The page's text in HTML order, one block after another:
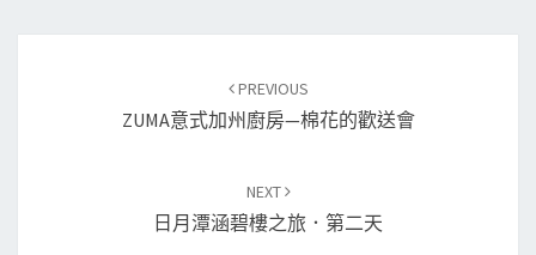
PREVIOUS
ZUMA意式加州廚房—棉花的歡送會
NEXT
日月潭涵碧樓之旅．第二天